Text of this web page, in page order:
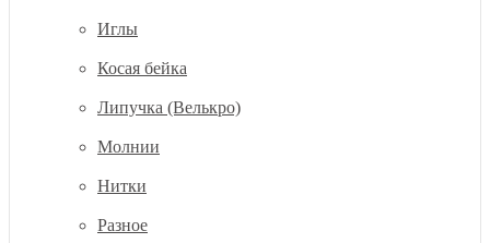
Иглы
Косая бейка
Липучка (Велькро)
Молнии
Нитки
Разное